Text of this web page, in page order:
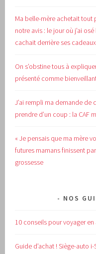
Ma belle-mère achetait tout
notre avis : le jour où j’ai
cachait derrière ses cadeaux
On s’obstine tous à
présenté comme
J’ai rempli ma demande de
prendre d’un coup : la CAF
« Je pensais que ma mère
futures mamans finissent
grossesse
NOS
10 conseils pour voyager
Guide d’achat !Siège-auto